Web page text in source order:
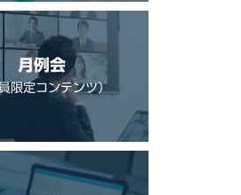
月例会
限定コンテンツ）